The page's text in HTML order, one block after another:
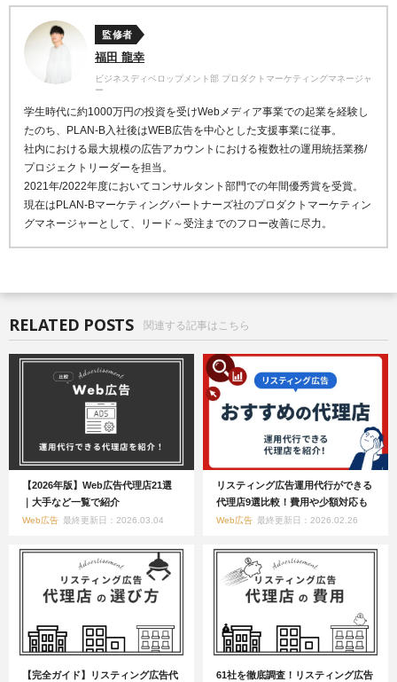
監修者
福田 龍幸
ビジネスディベロップメント部 プロダクトマーケティングマネージャ
ー
学生時代に約1000万円の投資を受けWebメディア事業での起業を経験し
たのち、PLAN-B入社後はWEB広告を中心とした支援事業に従事。
社内における最大規模の広告アカウントにおける複数社の運用統括業務/
プロジェクトリーダーを担当。
2021年/2022年度においてコンサルタント部門での年間優秀賞を受賞。
現在はPLAN-Bマーケティングパートナーズ社のプロダクトマーケティン
グマネージャーとして、リード～受注までのフロー改善に尽力。
RELATED POSTS 関連する記事はこちら
【2026年版】Web広告代理店21選
｜大手など一覧で紹介
Web広告 最終更新日：2026.03.04
リスティング広告運用代行ができる
代理店9選比較！費用や少額対応も
Web広告 最終更新日：2026.02.26
【完全ガイド】リスティング広告代
61社を徹底調査！リスティング広告